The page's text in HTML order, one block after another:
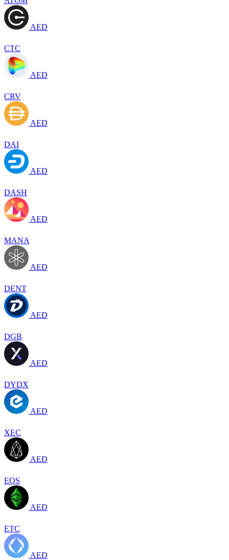
AED
CTC
AED
CRV
AED
DAI
AED
DASH
AED
MANA
AED
DENT
AED
DGB
AED
DYDX
AED
XEC
AED
EOS
AED
ETC
AED